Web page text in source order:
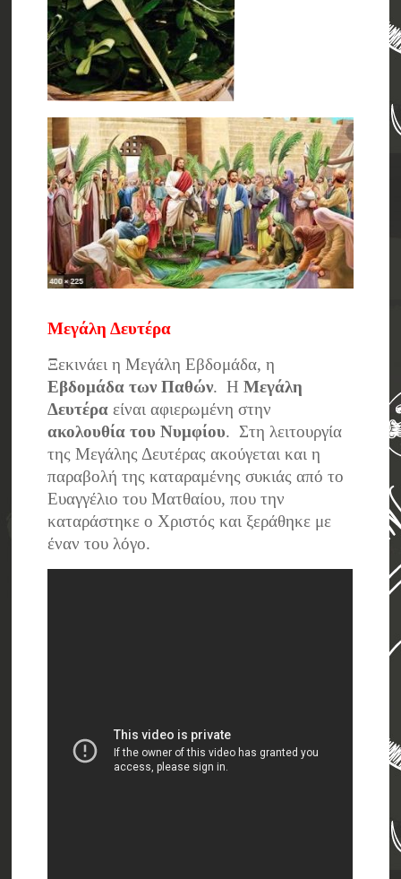
Μεγάλη Δευτέρα
Ξεκινάει η Μεγάλη Εβδομάδα, η
Εβδομάδα των Παθών. ΗΜεγάλη
Δευτέρα είναι αφιερωμένη στην
ακολουθία του Νυμφίου. Στη λειτουργία
της Μεγάλης Δευτέρας ακούγεται και η
παραβολή της καταραμένης συκιάς από το
Ευαγγέλιο του Ματθαίου, που την
καταράστηκε ο Χριστός και ξεράθηκε με
έναν του λόγο.